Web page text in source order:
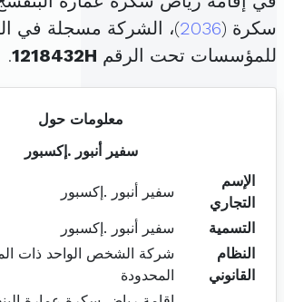
سكرة (2036)، الشركة مسجلة في
للمؤسسات تحت الرقم 1218432H
.
معلومات حول
سفير أنبور .إكسبور
الإسم
التجاري
سفير أنبور .إكسبور
التسمية
سفير أنبور .إكسبور
النظام
القانوني
شركة الشخص الواحد ذات
المحدودة